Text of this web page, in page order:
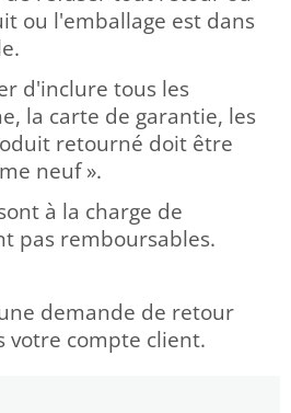
ou l'emballage est dans
d'inclure tous les
la carte de garantie, les
retourné doit être
neuf ».
à la charge de
pas remboursables.
demande de retour
votre compte client.